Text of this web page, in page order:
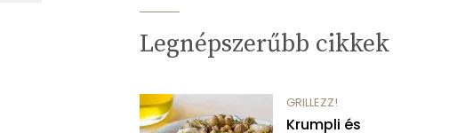
Legnépszerűbb cikkek
GRILLEZZ!
Krumpli és